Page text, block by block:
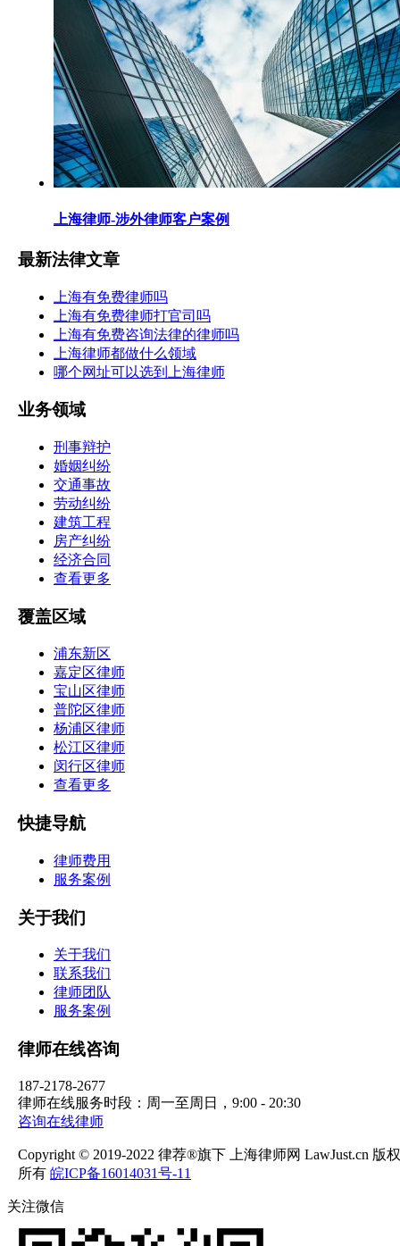
上海律师-涉外律师客户案例
最新法律文章
上海有免费律师吗
上海有免费律师打官司吗
上海有免费咨询法律的律师吗
上海律师都做什么领域
哪个网址可以选到上海律师
业务领域
刑事辩护
婚姻纠纷
交通事故
劳动纠纷
建筑工程
房产纠纷
经济合同
查看更多
覆盖区域
浦东新区
嘉定区律师
宝山区律师
普陀区律师
杨浦区律师
松江区律师
闵行区律师
查看更多
快捷导航
律师费用
服务案例
关于我们
关于我们
联系我们
律师团队
服务案例
律师在线咨询
187-2178-2677
律师在线服务时段：周一至周日，9:00 - 20:30
咨询在线律师
Copyright © 2019-2022 律荐®旗下 上海律师网 LawJust.cn 版权
所有 皖ICP备16014031号-11
关注微信